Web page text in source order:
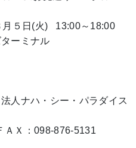
５日(火) 13:00～18:00
ーミナル
人ナハ・シー・パラダイス
Ｘ：098-876-5131